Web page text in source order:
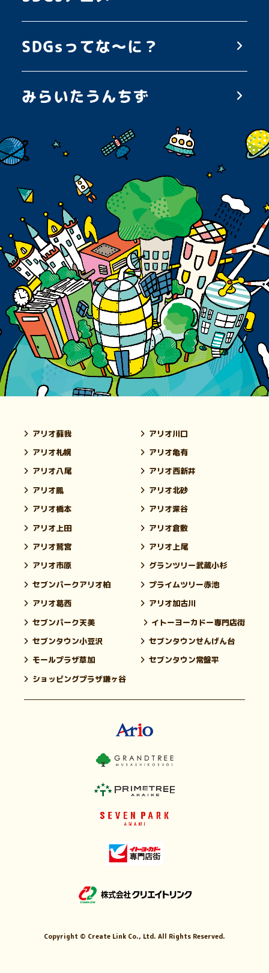
アリオ蘇我
アリオ川口
アリオ札幌
アリオ亀有
アリオ八尾
アリオ西新井
アリオ鳳
アリオ北砂
アリオ橋本
アリオ深谷
アリオ上田
アリオ倉敷
アリオ鷲宮
アリオ上尾
アリオ市原
グランツリー武蔵小杉
セブンパークアリオ柏
プライムツリー赤池
アリオ葛西
アリオ加古川
セブンパーク天美
イトーヨーカドー専門店街
セブンタウン小豆沢
セブンタウンせんげん台
モールプラザ草加
セブンタウン常盤平
ショッピングプラザ鎌ヶ谷
Copyright © Create Link Co., Ltd. All Rights Reserved.